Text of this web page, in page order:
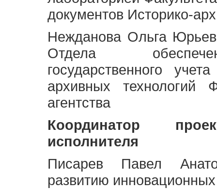
документов Историко-
Нежданова Ольга
Отдела
государственного
архивных технологий
агентства
Координатор
исполнителя
Писарев Павел
развитию